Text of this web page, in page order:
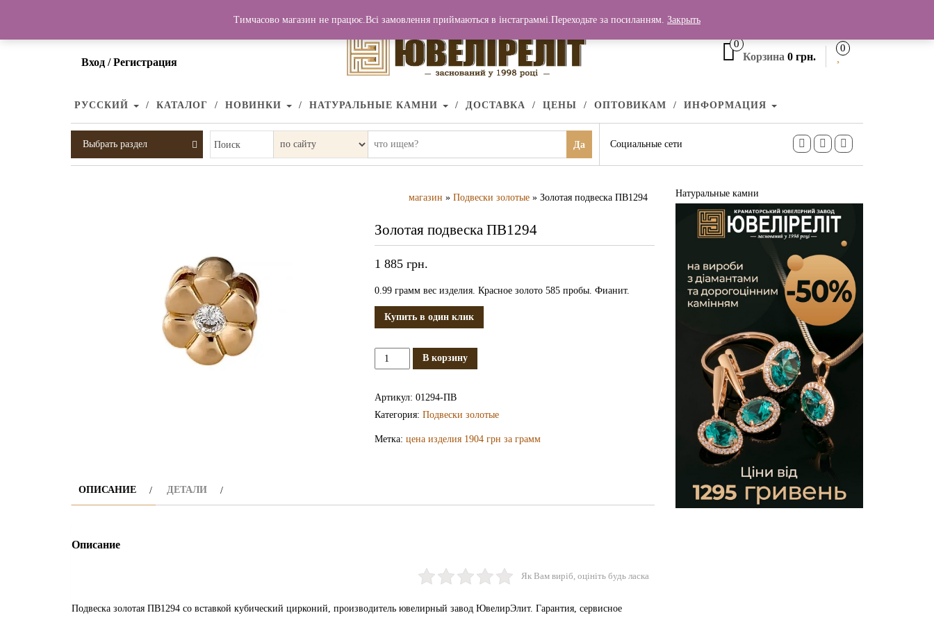
Вход / Регистрация
0
Корзина 0 грн.
0
РУССКИЙ КАТАЛОГ НОВИНКИ НАТУРАЛЬНЫЕ КАМНИ ДОСТАВКА ЦЕНЫ ОПТОВИКАМ ИНФОРМАЦИЯ
Выбрать раздел Поиск Да Социальные сети
магазин » Подвески золотые » Золотая подвеска ПВ1294
Золотая подвеска ПВ1294
1 885 грн.
0.99 грамм вес изделия. Красное золото 585 пробы. Фианит.
Купить в один клик
Количество
Золотая
В корзину
Артикул: 01294-ПВ
Категория: Подвески золотые
Метка: цена изделия 1904 грн за грамм
ОПИСАНИЕ ДЕТАЛИ
Описание
Як Вам виріб, оцініть будь ласка
Подвеска золотая ПВ1294 со вставкой кубический цирконий, производитель ювелирный завод ЮвелирЭлит. Гарантия, сервисное
Натуральные камни
Тимчасово магазин не працює.Всі замовлення приймаються в інстаграммі.Переходьте за посиланням. Закрыть